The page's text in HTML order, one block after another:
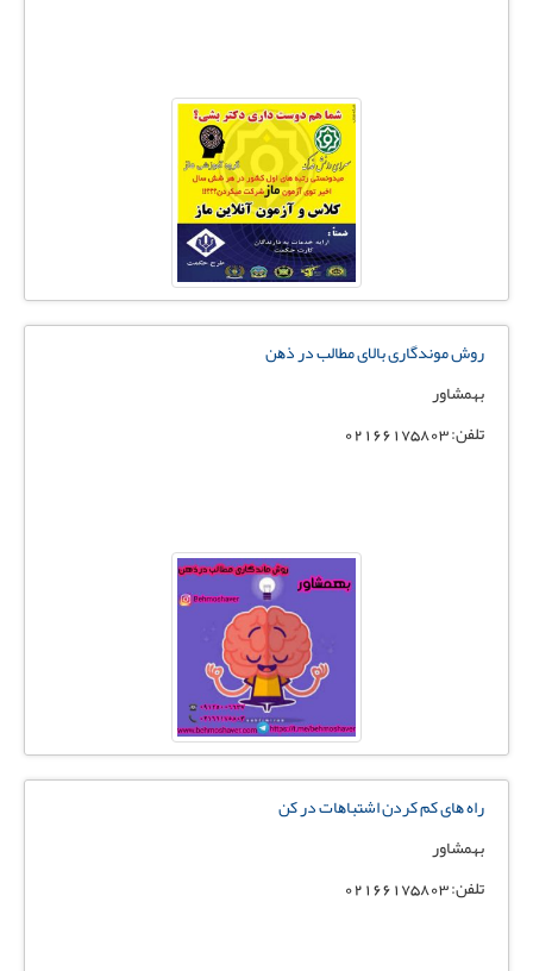
روش ﻣﻮﻧﺪﮔﺎری ﺑﺎﻻی ﻣﻄﺎﻟﺐ در ذﻫﻦ
بهمشاور
تلفن: 02166175803
راه ﻫﺎی ﮐﻢ ﮐﺮدن اﺷﺘﺒﺎﻫﺎت در کن
بهمشاور
تلفن: 02166175803